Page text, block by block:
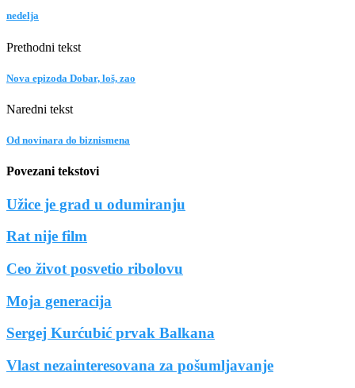
nedelja
Prethodni tekst
Nova epizoda Dobar, loš, zao
Naredni tekst
Od novinara do biznismena
Povezani tekstovi
Užice je grad u odumiranju
Rat nije film
Ceo život posvetio ribolovu
Moja generacija
Sergej Kurćubić prvak Balkana
Vlast nezainteresovana za pošumljavanje